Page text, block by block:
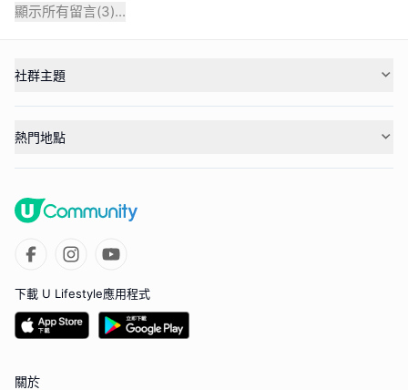
顯示所有留言(3)...
社群主題
熱門地點
下載 U Lifestyle應用程式
關於